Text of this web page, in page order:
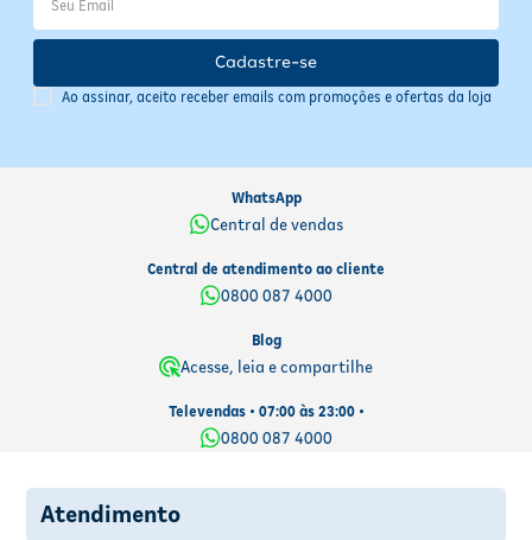
Ao assinar, aceito receber emails com promoções e ofertas da loja
Cadastre-se
WhatsApp
Central de vendas
Central de atendimento ao cliente
0800 087 4000
Blog
Acesse, leia e compartilhe
Televendas • 07:00 às 23:00 •
0800 087 4000
Atendimento